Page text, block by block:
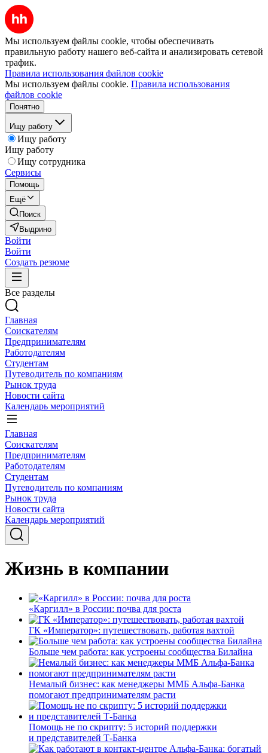
Мы используем файлы cookie, чтобы обеспечивать
правильную работу нашего веб-сайта и анализировать сетевой
трафик.
Правила использования файлов cookie
Мы используем файлы cookie. Правила использования
файлов cookie
Понятно
Ищу работу
Ищу работу
Ищу работу
Ищу сотрудника
Сервисы
Помощь
Ещё
Поиск
Выдрино
Войти
Войти
Создать резюме
Все разделы
Главная
Соискателям
Предпринимателям
Работодателям
Студентам
Путеводитель по компаниям
Рынок труда
Новости сайта
Календарь мероприятий
Главная
Соискателям
Предпринимателям
Работодателям
Студентам
Путеводитель по компаниям
Рынок труда
Новости сайта
Календарь мероприятий
Жизнь в компании
«Каргилл» в России: почва для роста
ГК «Император»: путешествовать, работая вахтой
Больше чем работа: как устроены сообщества Билайна
Немалый бизнес: как менеджеры ММБ Альфа-Банка
помогают предпринимателям расти
Помощь не по скрипту: 5 историй поддержки
и представителей Т-Банка